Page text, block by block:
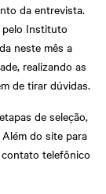
da entrevista.
pelo Instituto
neste mês a
realizando as
de tirar dúvidas.
de seleção,
do site para
telefônico